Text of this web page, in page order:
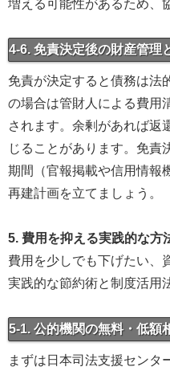
増える可能性があるため、
4-6. 免責決定後の財産管理
免責が決定すると債務は法
の場合は管財人による費用
されます。余剰があれば返
じることがあります。免責
期間（官報掲載や信用情報
再建計画を立てましょう。
5. 費用を抑える実践的な方
費用を少しでも下げたい、
実践的な節約術と制度活用
5-1. 公的機関の無料・低額
まずは日本司法支援センタ